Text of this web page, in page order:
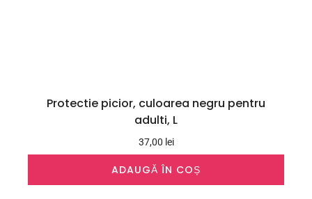
Protectie picior, culoarea negru pentru
adulti, L
37,00 lei
ADAUGĂ ÎN COȘ